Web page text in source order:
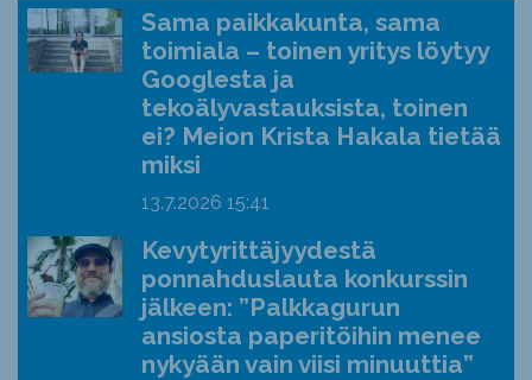
Sama paikkakunta, sama
toimiala – toinen yritys löytyy
Googlesta ja
tekoälyvastauksista, toinen
ei? Meion Krista Hakala tietää
miksi
13.7.2026 15:41
Kevytyrittäjyydestä
ponnahduslauta konkurssin
jälkeen: ”Palkkagurun
ansiosta paperitöihin menee
nykyään vain viisi minuuttia”